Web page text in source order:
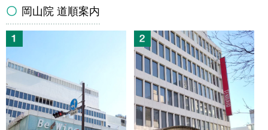
岡山院 道順案内